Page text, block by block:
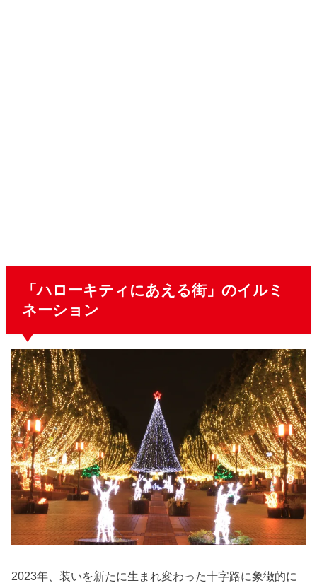
「ハローキティにあえる街」のイルミ
ネーション
2023年、装いを新たに生まれ変わった十字路に象徴的に